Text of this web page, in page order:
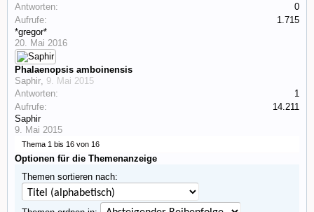
Antworten:
0
Aufrufe:
1.715
*gregor*
20. Mai 2016
Phalaenopsis amboinensis
Saphir, 9. Mai 2015
Antworten:
1
Aufrufe:
14.211
Saphir
9. Mai 2015
Thema 1 bis 16 von 16
Optionen für die Themenanzeige
Themen sortieren nach: